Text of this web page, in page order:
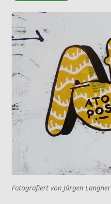
Fotografiert von Jürgen Langner